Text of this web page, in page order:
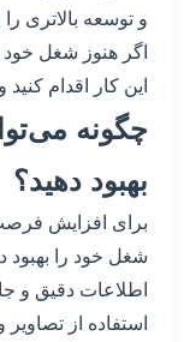
و توسعه بالاتری
اگر هنوز شغل خود
این کار اقدام
چگونه
بهبود دهید؟
برای افزایش
شغل خود را بهبود
اطلاعات دقیق و
استفاده از